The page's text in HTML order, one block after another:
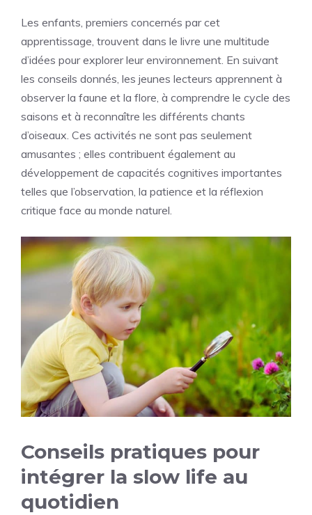
Les enfants, premiers concernés par cet
apprentissage, trouvent dans le livre une multitude
d’idées pour explorer leur environnement. En suivant
les conseils donnés, les jeunes lecteurs apprennent à
observer la faune et la flore, à comprendre le cycle des
saisons et à reconnaître les différents chants
d’oiseaux. Ces activités ne sont pas seulement
amusantes ; elles contribuent également au
développement de capacités cognitives importantes
telles que l’observation, la patience et la réflexion
critique face au monde naturel.
Conseils pratiques pour
intégrer la slow life au
quotidien